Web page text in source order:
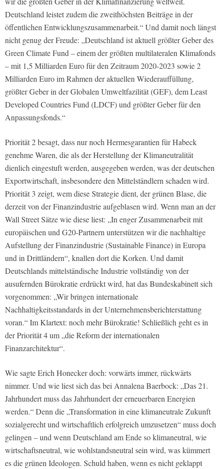
Deutschland leistet zudem die zweithöchsten Beiträge in der
öffentlichen Entwicklungszusammenarbeit.“ Und damit noch längst
nicht genug der Freude: „Deutschland ist aktuell größter Geber des
Green Climate Fund – einem der größten multilateralen Klimafonds
– mit 1,5 Milliarden Euro für den Zeitraum 2020-2023 sowie 2
Milliarden Euro im Rahmen der aktuellen Wiederauffüllung,
größter Geber in der Globalen Umweltfazilität (GEF), dem Least
Developed Countries Fund (LDCF) und größter Geber für den
Anpassungsfonds.“
Priorität 2 besagt, dass nur noch Hermesgarantien für Habeck
genehme Waren, die als der Herstellung der Klimaneutralität
dienlich eingestuft werden, ausgegeben werden, was der deutschen
Exportwirtschaft, insbesondere den Mittelständlern schaden wird.
Priorität 3 zeigt, wem diese Strategie dient, der grünen Blase, die
derzeit von der Finanzindustrie aufgeblasen wird. Wenn man an der
Wall Street Sätze wie diese liest: „In enger Zusammenarbeit mit
europäischen und G20-Partnern unterstützen wir die nachhaltige
Aufstellung der Finanzindustrie (Sustainable Finance) in Europa
und in Drittländern“, knallen dort die Korken. Und damit
Deutschlands mittelständische Industrie vollständig von der
ausufernden Bürokratie erdrückt wird, hat das Bundeskabinett sich
vorgenommen: „Wir bringen internationale
Nachhaltigkeitsstandards in der Unternehmensberichterstattung
voran.“ Im Klartext: noch mehr Bürokratie! Schließlich geht es in
der Priorität 4 um „die Reform der internationalen
Finanzarchitektur“.
Wie sagte Erich Honecker doch: vorwärts immer, rückwärts
nimmer. Und wie liest sich das bei Annalena Baerbock: „Das 21.
Jahrhundert muss das Jahrhundert der erneuerbaren Energien
werden.“ Denn die „Transformation in eine klimaneutrale Zukunft
sozialgerecht und wirtschaftlich erfolgreich umzusetzen“ muss doch
gelingen – und wenn Deutschland am Ende so klimaneutral, wie
wirtschaftsneutral, wie wohlstandsneutral sein wird, was kümmert
es die grünen Ideologen. Schuld haben, wenn es nicht geklappt